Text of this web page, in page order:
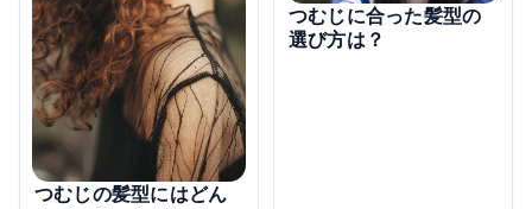
つむじの髪型にはどん
つむじに合った髪型の
選び方は？